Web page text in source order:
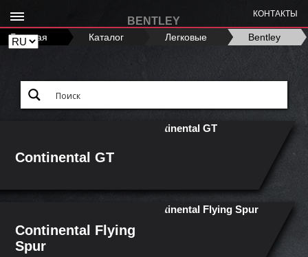
КОНТАКТЫ
BENTLEY
Главная › Каталог Легковые › Bentley
Continental GT
Continental Flying
Spur